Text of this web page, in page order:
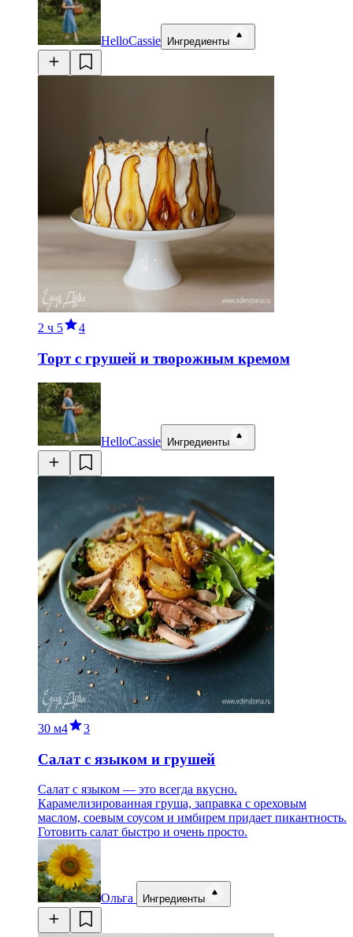
HelloCassie Ингредиенты
2 ч 5 4
Торт с грушей и творожным кремом
HelloCassie Ингредиенты
30 м4 3
Салат с языком и грушей
Салат с языком — это всегда вкусно.
Карамелизированная груша, заправка с ореховым
маслом, соевым соусом и имбирем придает пикантность.
Готовить салат быстро и очень просто.
Ольга Ингредиенты